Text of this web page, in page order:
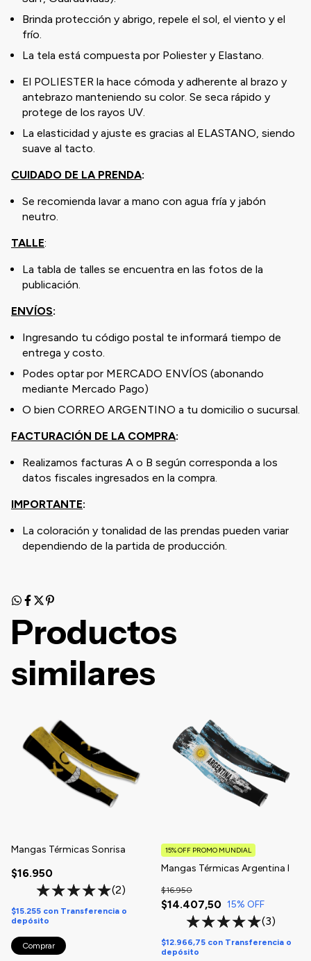
Brinda protección y abrigo, repele el sol, el viento y el
frío.
La tela está compuesta por Poliester y Elastano.
El POLIESTER la hace cómoda y adherente al brazo y
antebrazo manteniendo su color. Se seca rápido y
protege de los rayos UV.
La elasticidad y ajuste es gracias al ELASTANO, siendo
suave al tacto.
CUIDADO DE LA PRENDA:
Se recomienda lavar a mano con agua fría y jabón
neutro.
TALLE:
La tabla de talles se encuentra en las fotos de la
publicación.
ENVÍOS:
Ingresando tu código postal te informará tiempo de
entrega y costo.
Podes optar por MERCADO ENVÍOS (abonando
mediante Mercado Pago)
O bien CORREO ARGENTINO a tu domicilio o sucursal.
FACTURACIÓN DE LA COMPRA:
Realizamos facturas A o B según corresponda a los
datos fiscales ingresados en la compra.
IMPORTANTE:
La coloración y tonalidad de las prendas pueden variar
dependiendo de la partida de producción.
Productos
similares
Mangas Térmicas Sonrisa
$16.950
(2)
$15.255 con Transferencia o
depósito
Comprar
Mangas Térmicas Argentina I
$14.407,50
$16.950
15% OFF
(3)
15% OFF PROMO MUNDIAL
$12.966,75 con Transferencia o
depósito